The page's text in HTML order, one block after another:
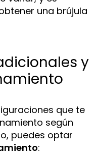
una brújula
y
que te
según
puedes optar
: